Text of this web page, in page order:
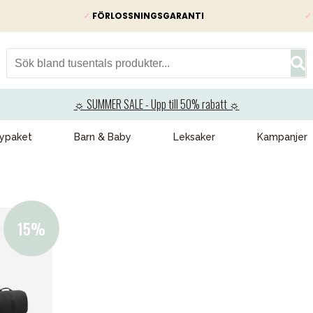
✓ FÖRLOSSNINGSGARANTI ✓
☼ SUMMER SALE - Upp till 50% rabatt ☼
Barn & Baby Leksaker Kampanjer